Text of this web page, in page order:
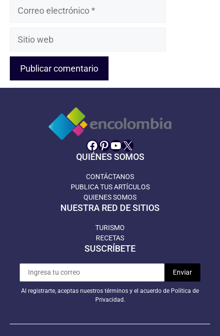
Sitio
Facebook
Pinterest
YouTube
X
QUIÉNES SOMOS
CONTÁCTANOS
PUBLICA TUS ARTÍCULOS
QUIENES SOMOS
NUESTRA RED DE SITIOS
TURISMO
RECETAS
SUSCRÍBETE
Al registrarte, aceptas nuestros términos y el acuerdo de Política de
Privacidad.